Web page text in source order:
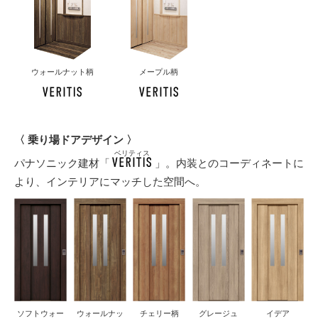
ウォールナット柄 メープル柄
〈 乗り場ドアデザイン 〉
パナソニック建材「
ベリティス
」。内装とのコーディネートに
より、インテリアにマッチした空間へ。
ソフト ウォー
ウォールナッ
チェリー柄
グレージュ
イデア